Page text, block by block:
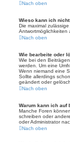
Nach oben
Wieso kann ich
Die maximal
Antwortmöglichkeiten
Nach oben
Wie bearbeite oder
Wie bei den
werden. Um eine
Wenn niemand eine
Sollte allerdings
geändert oder
Nach oben
Warum kann ich auf
Manche Foren
schreiben oder
oder Administrator
Nach oben